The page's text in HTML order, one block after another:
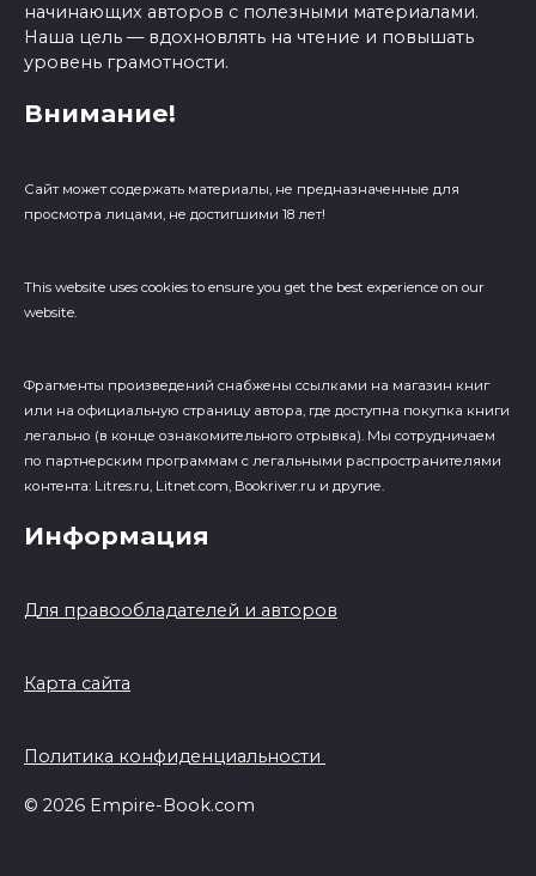
начинающих авторов с полезными материалами.
Наша цель — вдохновлять на чтение и повышать
уровень грамотности.
Внимание!
Сайт может содержать материалы, не предназначенные для
просмотра лицами, не достигшими 18 лет!
This website uses cookies to ensure you get the best experience on our
website.
Фрагменты произведений cнабжены ссылками на магазин книг
или на официальную страницу автора, где доступна покупка книги
легально (в конце ознакомительного отрывка). Мы сотрудничаем
по партнерским программам с легальными распространителями
контента: Litres.ru, Litnet.com, Bookriver.ru и другие.
Информация
Для правообладателей и авторов
Карта сайта
Политика конфиденциальности
© 2026 Empire-Book.com